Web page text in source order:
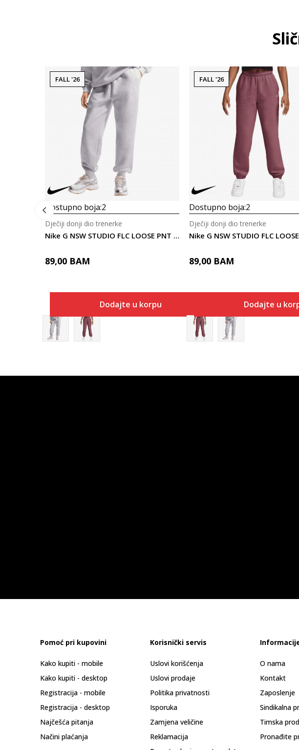
FALL '26
Dostupno boja:2
Nike G NSW STUDIO FLC LOOSE PNT LBR
Dječiji donji dio trenerke
89,00 BAM
Dodajte u korpu
FALL '26
Dostupno boja:2
Dječiji donji dio trenerke
89,00 BAM
Dodajte u
Pomoć pri kupovini
Kako kupiti - mobile
Kako kupiti - desktop
Registracija - mobile
Registracija - desktop
Najčešća pitanja
Načini plaćanja
Korisnički servis
Uslovi korišćenja
Uslovi prodaje
Politika privatnosti
Isporuka
Zamjena veličine
Reklamacija
O nama
Kontakt
Zaposlenje
Sindikalna
Timska
Pronađite